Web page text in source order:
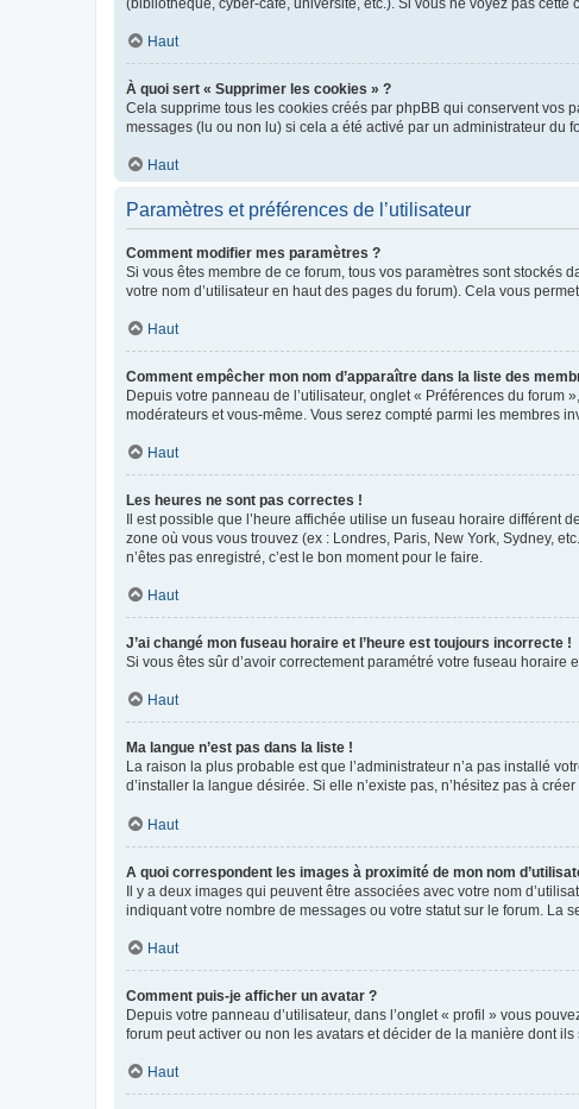
(bibliothèque, cyber-café, université, etc.). Si vous ne voyez pas
Haut
À quoi sert « Supprimer les cookies » ?
Cela supprime tous les cookies créés par phpBB qui conservent vos
messages (lu ou non lu) si cela a été activé par un administrateur
Haut
Paramètres et préférences de l’utilisateur
Comment modifier mes paramètres ?
Si vous êtes membre de ce forum, tous vos paramètres sont stockés
votre nom d’utilisateur en haut des pages du forum). Cela vous
Haut
Comment empêcher mon nom d’apparaître dans la liste des
Depuis votre panneau de l’utilisateur, onglet « Préférences du forum
modérateurs et vous-même. Vous serez compté parmi les membres
Haut
Les heures ne sont pas correctes !
Il est possible que l’heure affichée utilise un fuseau horaire différent
zone où vous vous trouvez (ex : Londres, Paris, New York, Sydney,
n’êtes pas enregistré, c’est le bon moment pour le faire.
Haut
J’ai changé mon fuseau horaire et l’heure est toujours incorrecte !
Si vous êtes sûr d’avoir correctement paramétré votre fuseau
Haut
Ma langue n’est pas dans la liste !
La raison la plus probable est que l’administrateur n’a pas installé
d’installer la langue désirée. Si elle n’existe pas, n’hésitez pas à
Haut
A quoi correspondent les images à proximité de mon nom
Il y a deux images qui peuvent être associées avec votre nom
indiquant votre nombre de messages ou votre statut sur le forum. La
Haut
Comment puis-je afficher un avatar ?
Depuis votre panneau d’utilisateur, dans l’onglet « profil » vous
forum peut activer ou non les avatars et décider de la manière dont
Haut